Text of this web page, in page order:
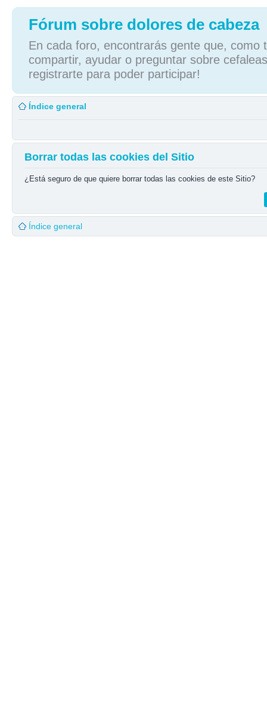
Fórum sobre dolores de cabeza
En cada foro, encontrarás gente que, como
compartir, ayudar o preguntar sobre
registrarte para poder participar!
Índice general
Borrar todas las cookies del Sitio
¿Está seguro de que quiere borrar todas las cookies de este Sitio?
Índice general